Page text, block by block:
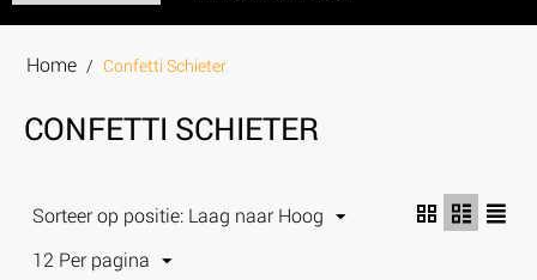
Home / Confetti Schieter
CONFETTI SCHIETER
Sorteer op positie: Laag naar Hoog
12 Per pagina